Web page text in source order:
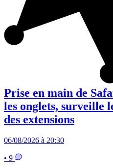
Prise en main de
les onglets, surveille
des extensions
06/08/2026 à 20:30
• 9